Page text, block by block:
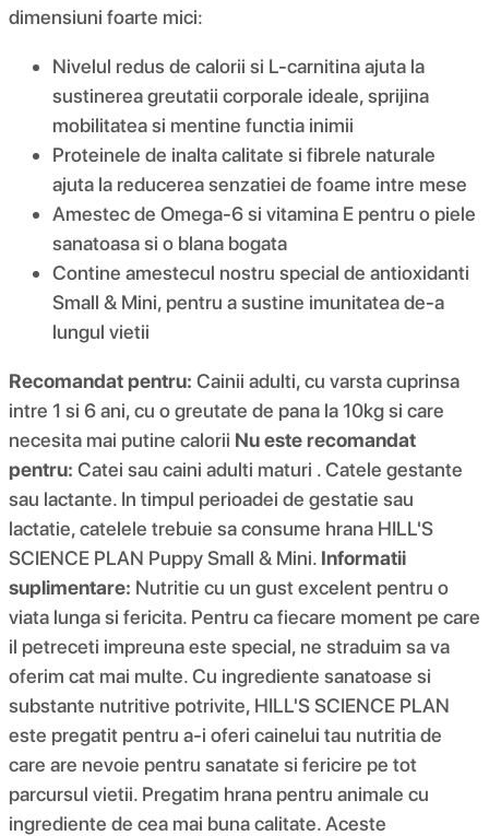
dimensiuni foarte mici:
Nivelul redus de calorii si L-carnitina ajuta la
sustinerea greutatii corporale ideale, sprijina
mobilitatea si mentine functia inimii
Proteinele de inalta calitate si fibrele naturale
ajuta la reducerea senzatiei de foame intre mese
Amestec de Omega-6 si vitamina E pentru o piele
sanatoasa si o blana bogata
Contine amestecul nostru special de antioxidanti
Small & Mini, pentru a sustine imunitatea de-a
lungul vietii
Recomandat pentru: Cainii adulti, cu varsta cuprinsa
intre 1 si 6 ani, cu o greutate de pana la 10kg si care
necesita mai putine calorii Nu este recomandat
pentru: Catei sau caini adulti maturi . Catele gestante
sau lactante. In timpul perioadei de gestatie sau
lactatie, catelele trebuie sa consume hrana HILL'S
SCIENCE PLAN Puppy Small & Mini. Informatii
suplimentare: Nutritie cu un gust excelent pentru o
viata lunga si fericita. Pentru ca fiecare moment pe care
il petreceti impreuna este special, ne straduim sa va
oferim cat mai multe. Cu ingrediente sanatoase si
substante nutritive potrivite, HILL'S SCIENCE PLAN
este pregatit pentru a-i oferi cainelui tau nutritia de
care are nevoie pentru sanatate si fericire pe tot
parcursul vietii. Pregatim hrana pentru animale cu
ingrediente de cea mai buna calitate. Aceste